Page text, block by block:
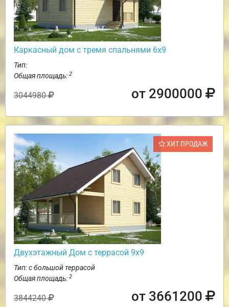
Каркасный дом с тремя спальнями 6х9
Тип:
Общая площадь: 2
3044980 от 2900000
ХИТ ПРОДАЖ
Двухэтажный Дом с террасой 9х9
Тип: с большой террасой
Общая площадь: 2
3844240 от 3661200